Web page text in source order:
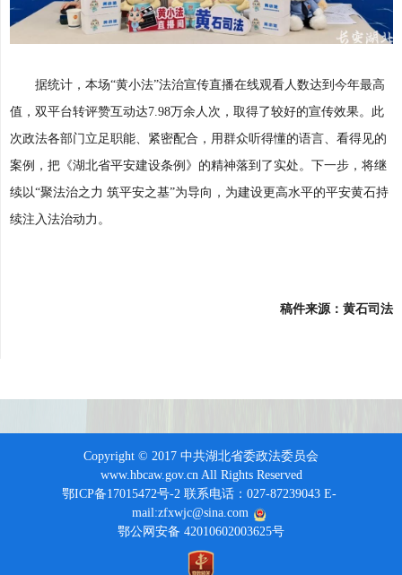
据统计，本场“黄小法”法治宣传直播在线观看人数达到今年最高
值，双平台转评赞互动达7.98万余人次，取得了较好的宣传效果。此
次政法各部门立足职能、紧密配合，用群众听得懂的语言、看得见的
案例，把《湖北省平安建设条例》的精神落到了实处。下一步，将继
续以“聚法治之力 筑平安之基”为导向，为建设更高水平的平安黄石持
续注入法治动力。
稿件来源：黄石司法
Copyright © 2017 中共湖北省委政法委员会
www.hbcaw.gov.cn All Rights Reserved
鄂ICP备17015472号-2 联系电话：027-87239043 E-
mail:zfxwjc@sina.com
鄂公网安备 42010602003625号